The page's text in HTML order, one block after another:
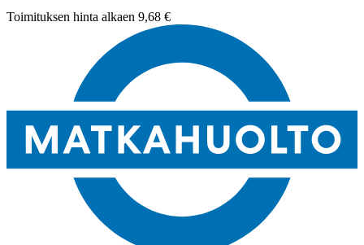
Toimituksen hinta alkaen 9,68 €